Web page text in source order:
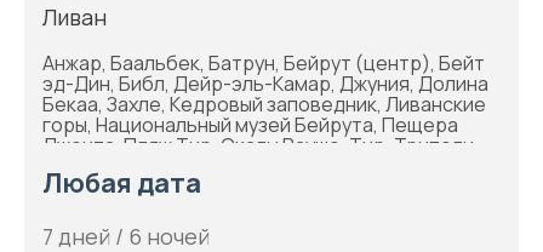
Ливан
Анжар, Баальбек, Батрун, Бейрут (центр), Бейт
эд-Дин, Библ, Дейр-эль-Камар, Джуния, Долина
Бекаа, Захле, Кедровый заповедник, Ливанские
горы, Национальный музей Бейрута, Пещера
Джеита, Пляж Тир, Скалы Рауше, Тир, Триполи,
Харисса, Эхден
Любая дата
7 дней / 6 ночей